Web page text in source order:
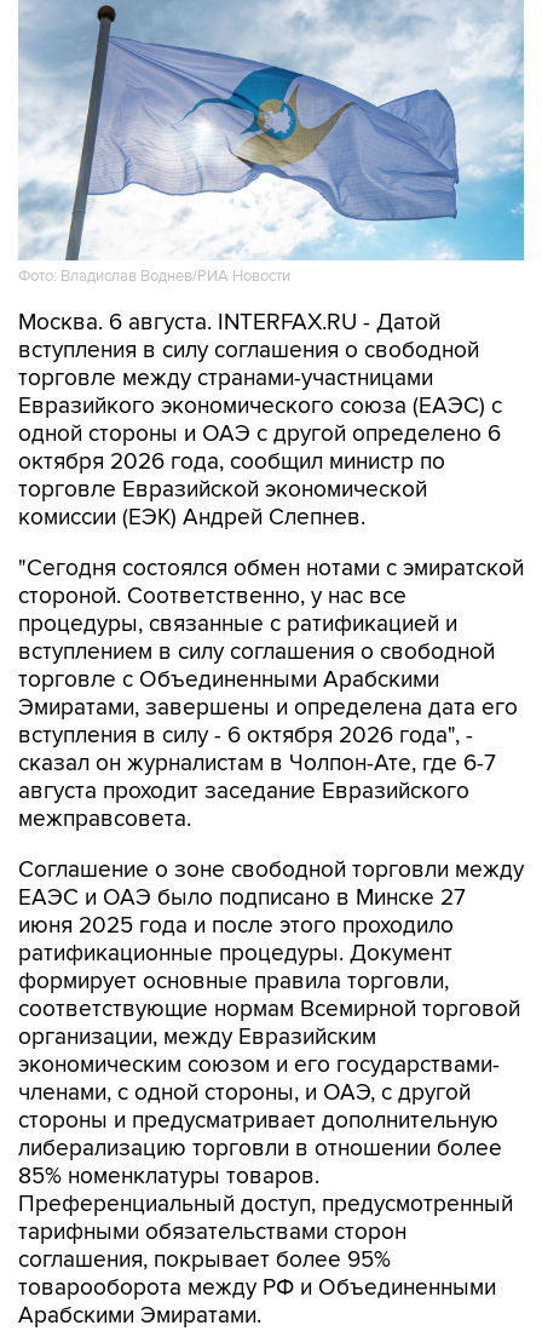
Фото: Владислав Воднев/РИА Новости
Москва. 6 августа. INTERFAX.RU - Датой
вступления в силу соглашения о свободной
торговле между странами-участницами
Евразийкого экономического союза (ЕАЭС) с
одной стороны и ОАЭ с другой определено 6
октября 2026 года, сообщил министр по
торговле Евразийской экономической
комиссии (ЕЭК) Андрей Слепнев.
"Сегодня состоялся обмен нотами с эмиратской
стороной. Соответственно, у нас все
процедуры, связанные с ратификацией и
вступлением в силу соглашения о свободной
торговле с Объединенными Арабскими
Эмиратами, завершены и определена дата его
вступления в силу - 6 октября 2026 года", -
сказал он журналистам в Чолпон-Ате, где 6-7
августа проходит заседание Евразийского
межправсовета.
Соглашение о зоне свободной торговли между
ЕАЭС и ОАЭ было подписано в Минске 27
июня 2025 года и после этого проходило
ратификационные процедуры. Документ
формирует основные правила торговли,
соответствующие нормам Всемирной торговой
организации, между Евразийским
экономическим союзом и его государствами-
членами, с одной стороны, и ОАЭ, с другой
стороны и предусматривает дополнительную
либерализацию торговли в отношении более
85% номенклатуры товаров.
Преференциальный доступ, предусмотренный
тарифными обязательствами сторон
соглашения, покрывает более 95%
товарооборота между РФ и Объединенными
Арабскими Эмиратами.